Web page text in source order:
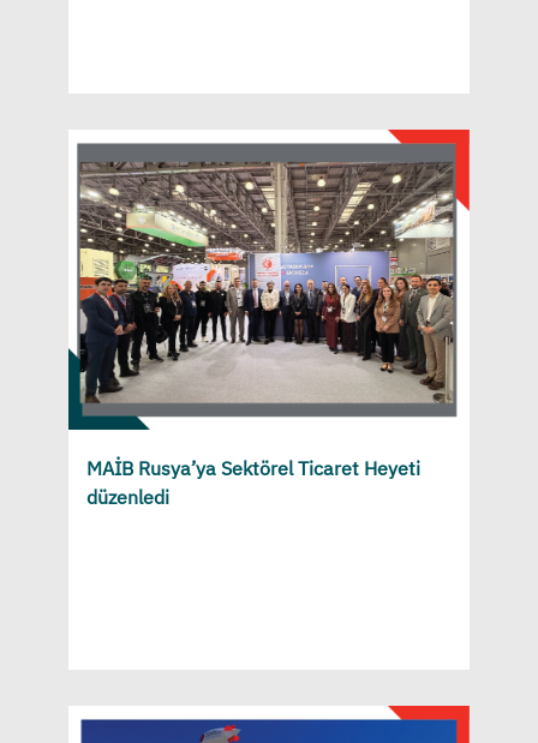
MAİB Rusya’ya Sektörel Ticaret Heyeti
düzenledi